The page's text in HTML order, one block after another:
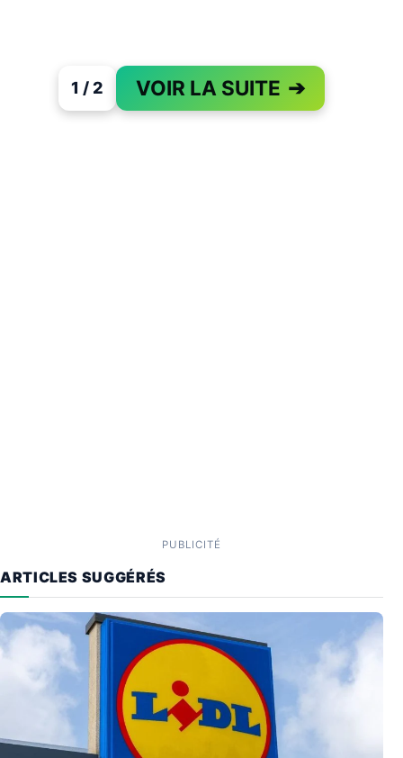
1 / 2 VOIR LA SUITE ➔
PAGE 1 OF 2
PUBLICITÉ
ARTICLES SUGGÉRÉS